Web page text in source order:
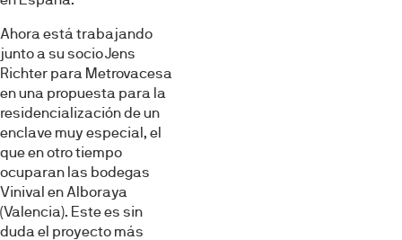
Ahora está trabajando
junto a su socio Jens
Richter para Metrovacesa
en una propuesta para la
residencialización de un
enclave muy especial, el
que en otro tiempo
ocuparan las bodegas
Vinival en Alboraya
(Valencia). Este es sin
duda el proyecto más